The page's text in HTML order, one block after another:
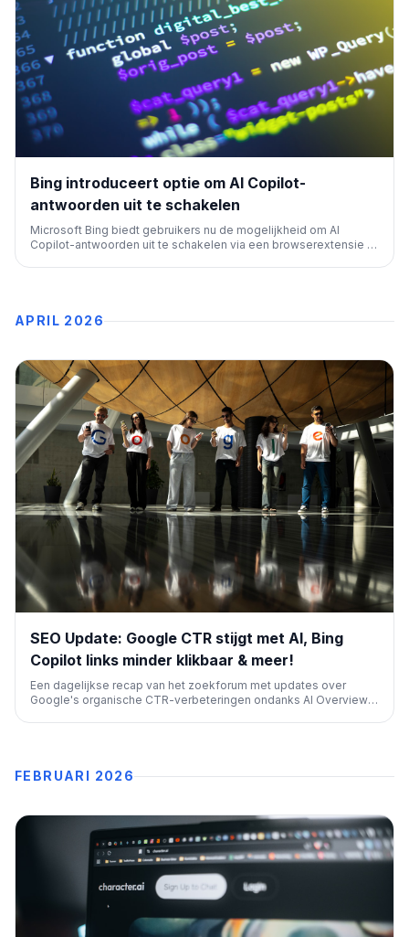
Bing introduceert optie om AI Copilot-
antwoorden uit te schakelen
Microsoft Bing biedt gebruikers nu de mogelijkheid om AI
Copilot-antwoorden uit te schakelen via een browserextensie of
APRIL 2026
SEO Update: Google CTR stijgt met AI, Bing
Copilot links minder klikbaar & meer!
Een dagelijkse recap van het zoekforum met updates over
Google's organische CTR-verbeteringen ondanks AI Overviews,
FEBRUARI 2026